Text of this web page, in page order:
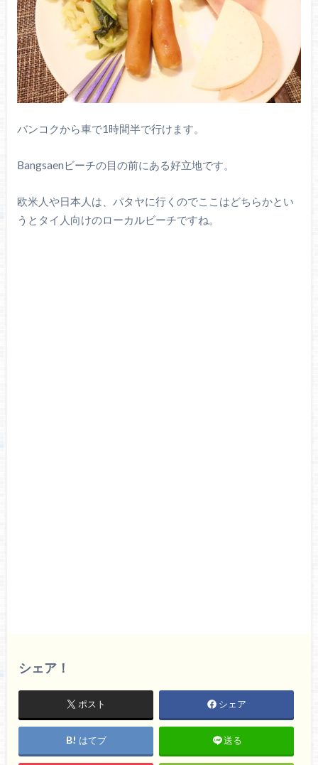
バンコクから車で1時間半で行けます。
Bangsaenビーチの目の前にある好立地です。
欧米人や日本人は、パタヤに行くのでここはどちらかとい
うとタイ人向けのローカルビーチですね。
シェア！
ポスト シェア
はてブ 送る